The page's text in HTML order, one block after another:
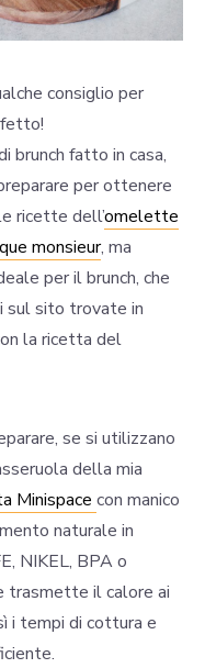
consiglio per
brunch fatto in casa,
per ottenere
ricette dell’omelette
monsieur, ma
per il brunch, che
sul sito trovate in
la ricetta del
se si utilizzano
della mia
Minispace con manico
naturale in
NIKEL, BPA o
trasmette il calore ai
i tempi di cottura e